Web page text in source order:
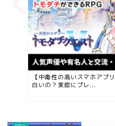
【中毒性の高いスマホアプ
白いの？実際にプレ...